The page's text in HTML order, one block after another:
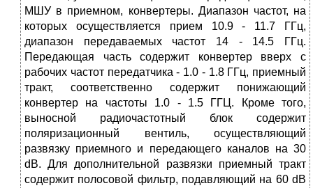
МШУ в приемном, конвертеры. Диапазон частот, на
которых осуществляется прием 10.9 - 11.7 ГГц,
диапазон передаваемых частот 14 - 14.5 ГГц.
Передающая часть содержит конвертер вверх с
рабочих частот передатчика - 1.0 - 1.8 ГГц, приемный
тракт, соответственно содержит понижающий
конвертер на частоты 1.0 - 1.5 ГГЦ. Кроме того,
выносной радиочастотный блок содержит
поляризационный вентиль, осуществляющий
развязку приемного и передающего каналов на 30
dB. Для дополнительной развязки приемный тракт
содержит полосовой фильтр, подавляющий на 60 dB